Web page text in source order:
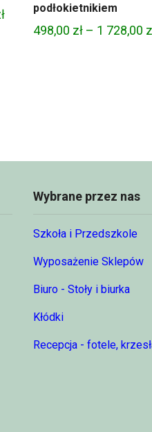
Zakrespodłokietnikiem
498,00 zł – 1 728,00
Wybrane przez nas
Szkoła i Przedszkole
Wyposażenie Sklepów
Biuro - Stoły i biurka
Kłódki
Recepcja - fotele,